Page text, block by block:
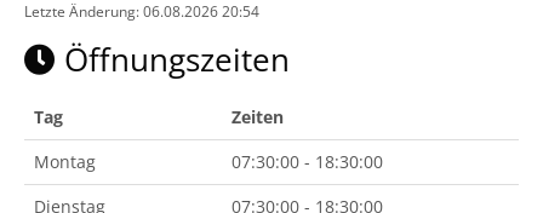
Letzte Änderung: 06.08.2026 20:54
Öffnungszeiten
Tag
Zeiten
Montag
07:30:00 - 18:30:00
Dienstag
07:30:00 - 18:30:00